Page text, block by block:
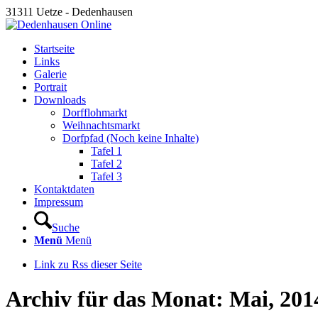
31311 Uetze - Dedenhausen
Startseite
Links
Galerie
Portrait
Downloads
Dorfflohmarkt
Weihnachtsmarkt
Dorfpfad (Noch keine Inhalte)
Tafel 1
Tafel 2
Tafel 3
Kontaktdaten
Impressum
Suche
Menü Menü
Link zu Rss dieser Seite
Archiv für das Monat: Mai,